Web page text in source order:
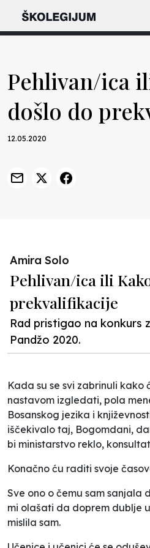
Pehlivan/ica
došlo do
12.05.2020
Amira Solo
Pehlivan/ica ili
prekvalifikacije
Rad pristigao na konkurs
Pandžo 2020.
Kada su se svi zabrinuli kako
nastavom izgledati, pola
Bosanskog jezika i
iščekivalo taj, Bogomdani,
bi ministarstvo reklo,
Konačno ću raditi svoje
Sve ono o čemu sam sanjala
mi olašati da doprem dublje
mislila sam.